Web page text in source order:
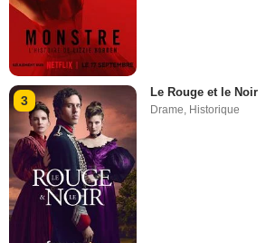
3
Le Rouge et le Noir
Drame Historique